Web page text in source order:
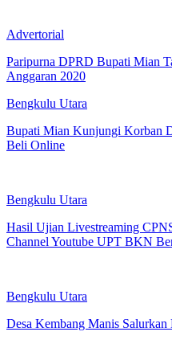
Advertorial
Paripurna DPRD Bupati Mian
Anggaran 2020
Bengkulu Utara
Bupati Mian Kunjungi Korban
Beli Online
Bengkulu Utara
Hasil Ujian Livestreaming
Channel Youtube UPT BKN
Bengkulu Utara
Desa Kembang Manis